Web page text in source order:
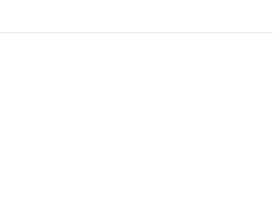
Bronz, měď,